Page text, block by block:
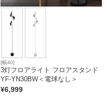
[幅40]
3灯フロアライト フロアスタンド
YF-YN30BW＜電球なし＞
¥6,999